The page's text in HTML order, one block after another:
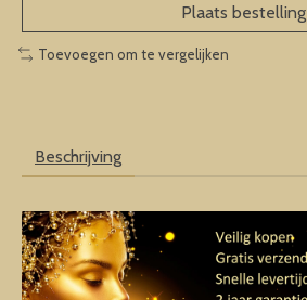
Plaats bestelling
Toevoegen om te vergelijken
Beschrijving